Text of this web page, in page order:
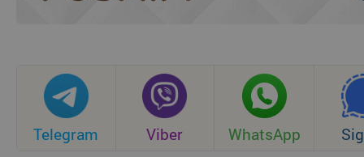
Telegram Viber WhatsApp